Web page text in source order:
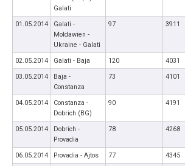
Galati
01.05.2014
Galati -
Moldawien -
Ukraine - Galati
97 3911
02.05.2014 Galati - Baja 120
4031
03.05.2014
Baja -
Constanza
73 4101
04.05.2014
Constanza -
Dobrich (BG)
90 4191
05.05.2014
Dobrich -
Provadia
78 4268
06.05.2014 Provadia - Ajtos 77
4345